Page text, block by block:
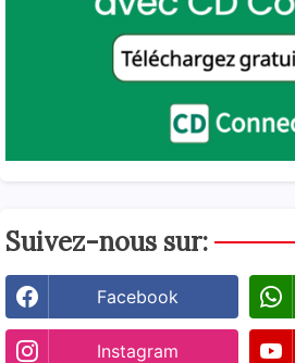
Suivez-nous sur:
Facebook
Instagram